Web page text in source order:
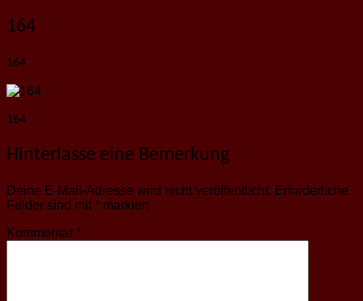
164
164
164
Hinterlasse eine Bemerkung
Deine E-Mail-Adresse wird nicht veröffentlicht. Erforderliche
Felder sind mit * markiert
Kommentar *